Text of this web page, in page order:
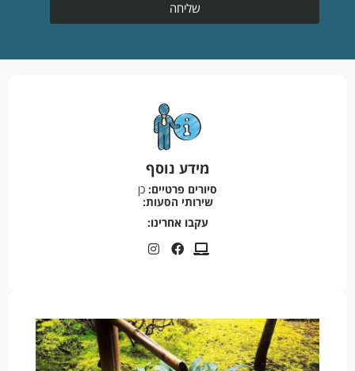
שליחה
מידע נוסף
סיורים פרטיים: כן
שירותי הסעות:
עקבו אחרינו: